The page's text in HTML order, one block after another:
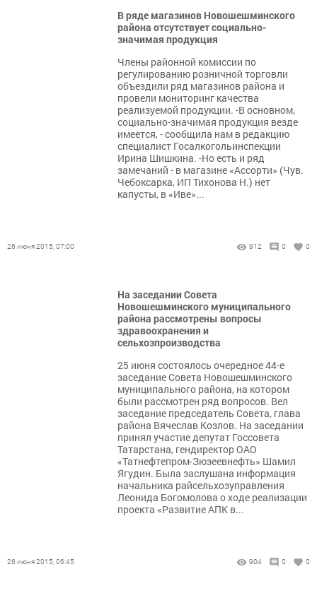
В ряде магазинов Новошешминского
района отсутствует социально-
значимая продукция
Члены районной комиссии по
регулированию розничной торговли
объездили ряд магазинов района и
провели мониторинг качества
реализуемой продукции. -В основном,
социально-значимая продукция везде
имеется, - сообщила нам в редакцию
специалист Госалкогольинспекции
Ирина Шишкина. -Но есть и ряд
замечаний - в магазине «Ассорти» (Чув.
Чебоксарка, ИП Тихонова Н.) нет
капусты, в «Иве»...
26 июня 2015, 07:00 912 0 0
На заседании Совета
Новошешминского муниципального
района рассмотрены вопросы
здравоохранения и
сельхозпроизводства
25 июня состоялось очередное 44-е
заседание Совета Новошешминского
муниципального района, на котором
были рассмотрен ряд вопросов. Вел
заседание председатель Совета, глава
района Вячеслав Козлов. На заседании
принял участие депутат Госсовета
Татарстана, гендиректор ОАО
«Татнефтепром-Зюзеевнефть» Шамил
Ягудин. Была заслушана информация
начальника райсельхозуправления
Леонида Богомолова о ходе реализации
проекта «Развитие АПК в...
26 июня 2015, 06:45 904 0 0